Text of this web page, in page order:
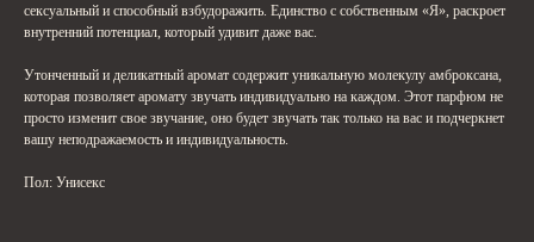
сексуальный и способный взбудоражить. Единство с собственным «Я», раскроет
внутренний потенциал, который удивит даже вас.
Утонченный и деликатный аромат содержит уникальную молекулу амброксана,
которая позволяет аромату звучать индивидуально на каждом. Этот парфюм не
просто изменит свое звучание, оно будет звучать так только на вас и подчеркнет
вашу неподражаемость и индивидуальность.
Пол: Унисекс